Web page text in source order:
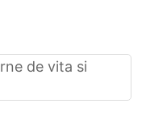
de vita si